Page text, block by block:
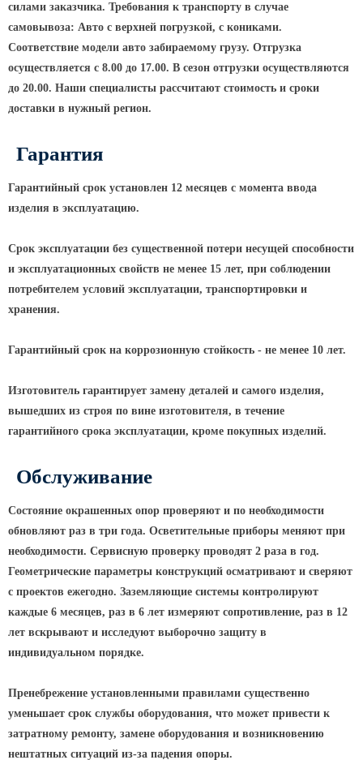
ТФГ Опора для контактной сети
фланцевая граненая
Опоры граненые силовые
контактной сети (ОГСКС)
Дорожные металлические рамы
ВМО Высокомачтовые опоры с
Мачты связи
ОСВЕЩЕНИЯ
Кронштейны для консольных
светильников
Кронштейн консольный для 2
светильников
светильников
светильников
Кронштейны для опор однорожковые
ПАРКОВОЕ ОСВЕЩЕНИЕ
силами заказчика. Требования к транспорту в случае
самовывоза: Авто с верхней погрузкой, с кониками.
Соответствие модели авто забираемому грузу. Отгрузка
осуществляется с 8.00 до 17.00. В сезон отгрузки осуществляются
до 20.00. Наши специалисты рассчитают стоимость и сроки
доставки в нужный регион.
Гарантия
Гарантийный срок установлен 12 месяцев с момента ввода
изделия в эксплуатацию.
Срок эксплуатации без существенной потери несущей способности
и эксплуатационных свойств не менее 15 лет, при соблюдении
потребителем условий эксплуатации, транспортировки и
хранения.
Гарантийный срок на коррозионную стойкость - не менее 10 лет.
Изготовитель гарантирует замену деталей и самого изделия,
вышедших из строя по вине изготовителя, в течение
гарантийного срока эксплуатации, кроме покупных изделий.
Обслуживание
Состояние окрашенных опор проверяют и по необходимости
обновляют раз в три года. Осветительные приборы меняют при
необходимости. Сервисную проверку проводят 2 раза в год.
Геометрические параметры конструкций осматривают и сверяют
с проектов ежегодно. Заземляющие системы контролируют
каждые 6 месяцев, раз в 6 лет измеряют сопротивление, раз в 12
лет вскрывают и исследуют выборочно защиту в
индивидуальном порядке.
Пренебрежение установленными правилами существенно
уменьшает срок службы оборудования, что может привести к
затратному ремонту, замене оборудования и возникновению
нештатных ситуаций из-за падения опоры.